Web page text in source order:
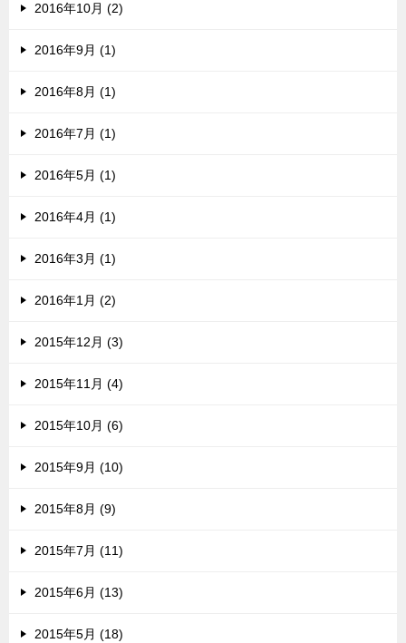
2016年10月 (2)
2016年9月 (1)
2016年8月 (1)
2016年7月 (1)
2016年5月 (1)
2016年4月 (1)
2016年3月 (1)
2016年1月 (2)
2015年12月 (3)
2015年11月 (4)
2015年10月 (6)
2015年9月 (10)
2015年8月 (9)
2015年7月 (11)
2015年6月 (13)
2015年5月 (18)